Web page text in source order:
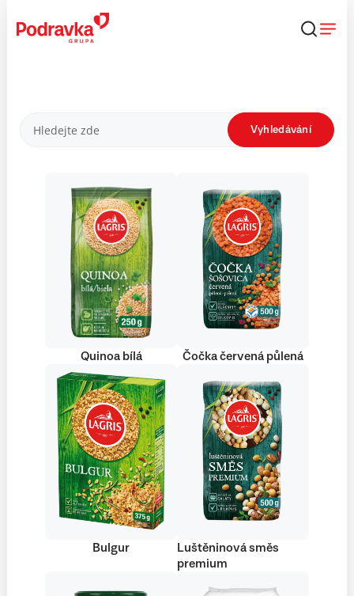
obsahu
Produkty Vyhledávání
Quinoa bílá Čočka červená půlená
Bulgur
Luštěninová směs
premium